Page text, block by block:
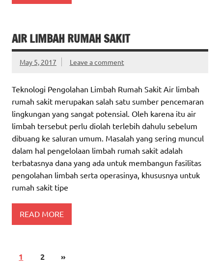
AIR LIMBAH RUMAH SAKIT
May 5, 2017 Leave a comment
Teknologi Pengolahan Limbah Rumah Sakit Air limbah
rumah sakit merupakan salah satu sumber pencemaran
lingkungan yang sangat potensial. Oleh karena itu air
limbah tersebut perlu diolah terlebih dahulu sebelum
dibuang ke saluran umum. Masalah yang sering muncul
dalam hal pengelolaan limbah rumah sakit adalah
terbatasnya dana yang ada untuk membangun fasilitas
pengolahan limbah serta operasinya, khususnya untuk
rumah sakit tipe
READ MORE
1 2 »